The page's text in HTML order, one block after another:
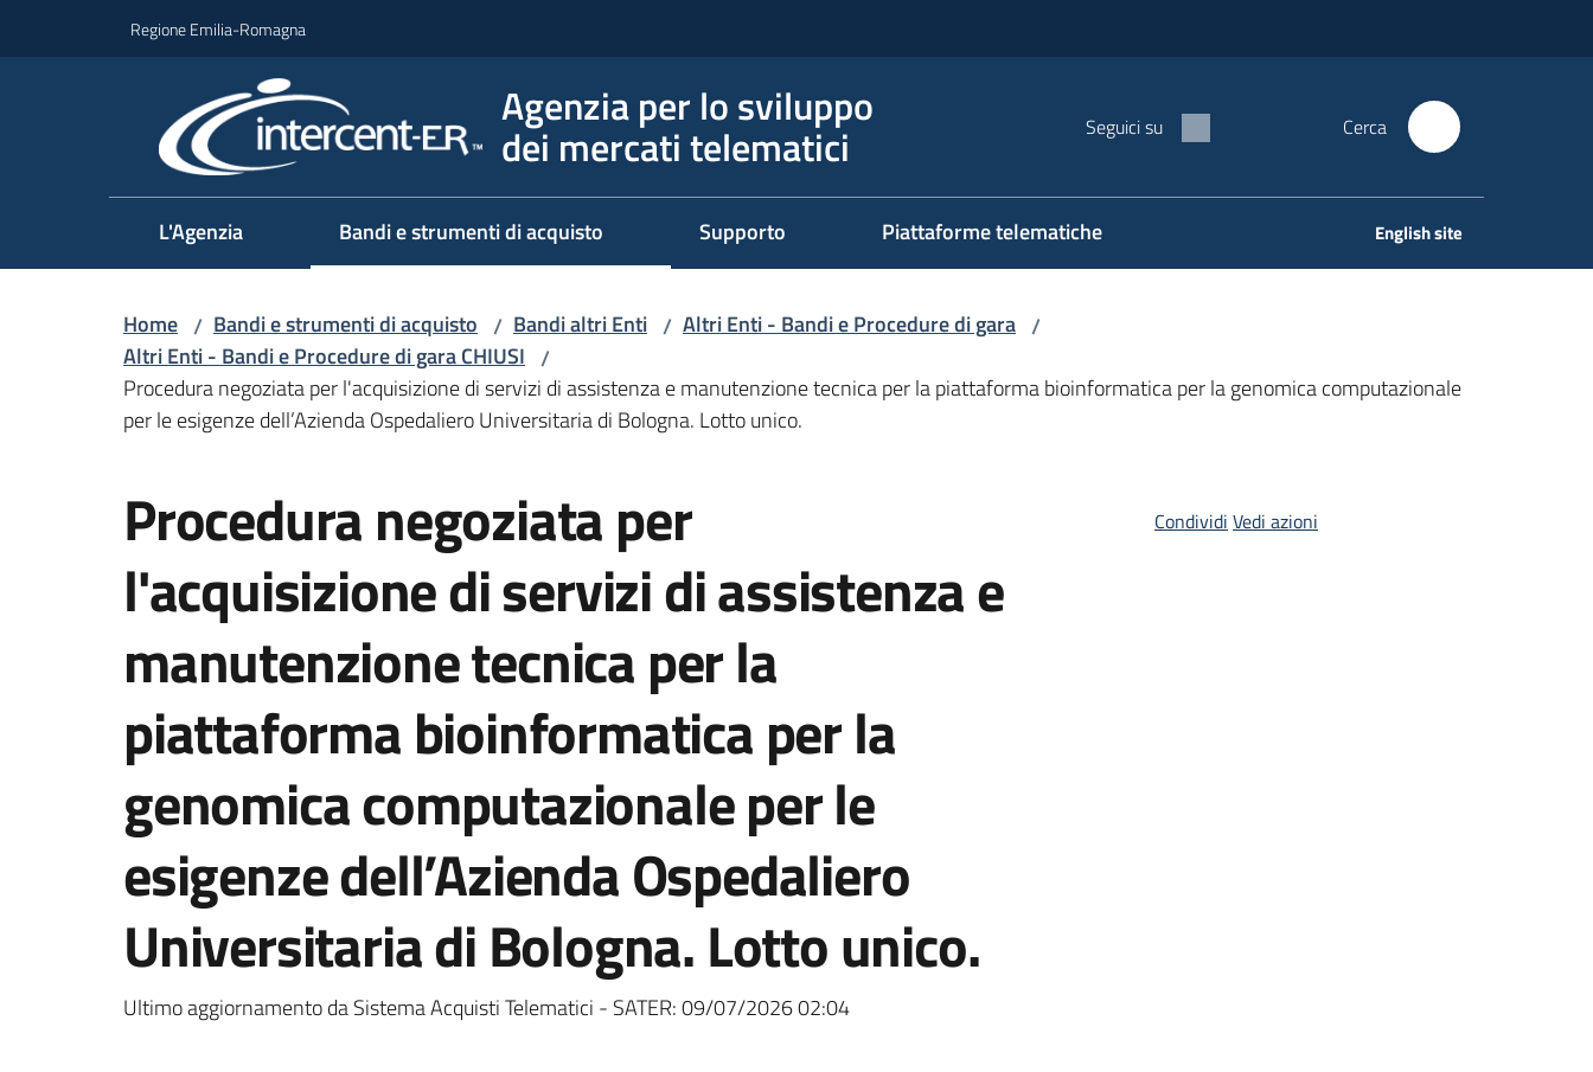
Regione Emilia-Romagna
Agenzia per lo sviluppo
dei mercati telematici Seguici su Cerca
L'Agenzia Bandi e strumenti di acquisto Supporto Piattaforme telematiche English site
Home / Bandi e strumenti di acquisto / Bandi altri Enti / Altri Enti - Bandi e Procedure di gara /
Altri Enti - Bandi e Procedure di gara CHIUSI /
Procedura negoziata per l'acquisizione di servizi di assistenza e manutenzione tecnica per la piattaforma bioinformatica per la genomica computazionale
per le esigenze dell’Azienda Ospedaliero Universitaria di Bologna. Lotto unico.
Procedura negoziata per
l'acquisizione di servizi di assistenza e
manutenzione tecnica per la
piattaforma bioinformatica per la
genomica computazionale per le
esigenze dell’Azienda Ospedaliero
Universitaria di Bologna. Lotto unico.
Ultimo aggiornamento da Sistema Acquisti Telematici - SATER:09/07/2026 02:04
Condividi Vedi azioni